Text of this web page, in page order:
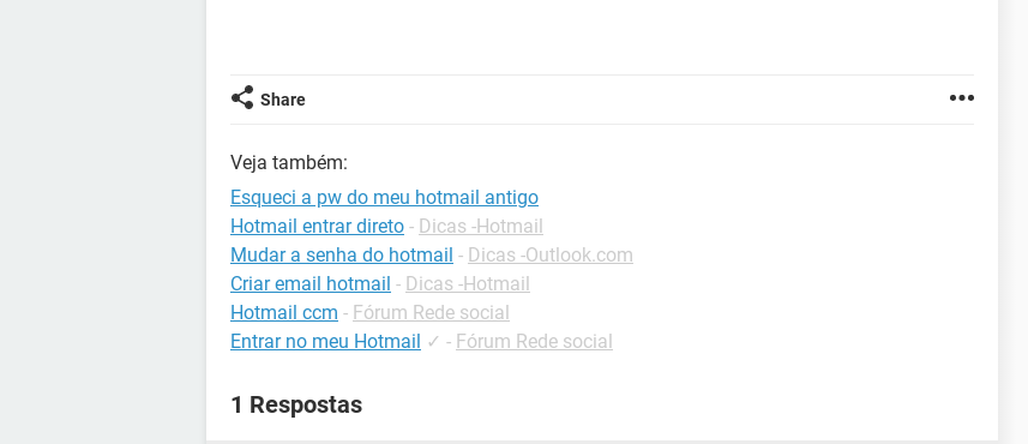
Share
Veja também:
Esqueci a pw do meu hotmail antigo
Hotmail entrar direto - Dicas -Hotmail
Mudar a senha do hotmail - Dicas -Outlook.com
Criar email hotmail - Dicas -Hotmail
Hotmail ccm - Fórum Rede social
Entrar no meu Hotmail ✓ - Fórum Rede social
1 Respostas